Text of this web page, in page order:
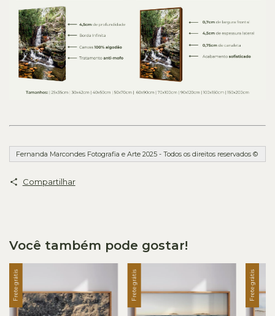
Fernanda Marcondes Fotografia e Arte 2025 - Todos os direitos reservados ©
Compartilhar
Você também pode gostar!
Frete grátis Frete grátis Frete grátis